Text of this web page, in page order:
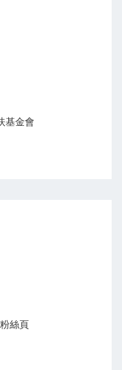
基金會
絲頁